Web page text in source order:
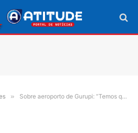
» Sobre aeroporto de Gurupi: “Temos que parar de olhar a cidade de Gurupi como uma cidadezinha”, Eduardo Fortes